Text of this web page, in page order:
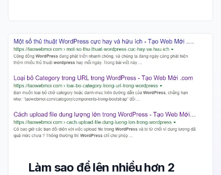
Làm sao để lên nhiều hơn 2